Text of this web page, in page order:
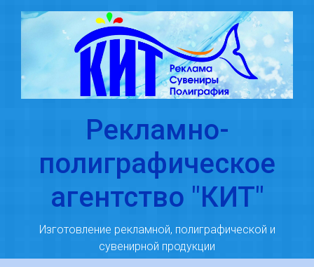
Skip to main content
Рекламно-
полиграфическое
агентство "КИТ"
Изготовление рекламной, полиграфической и
сувенирной продукции